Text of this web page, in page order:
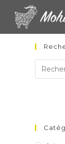
content